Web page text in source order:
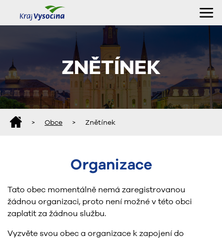
ZNĚTÍNEK
> Obce > Znětínek
Organizace
Tato obec momentálně nemá zaregistrovanou
žádnou organizaci, proto není možné v této obci
zaplatit za žádnou službu.
Vyzvěte svou obec a organizace k zapojení do